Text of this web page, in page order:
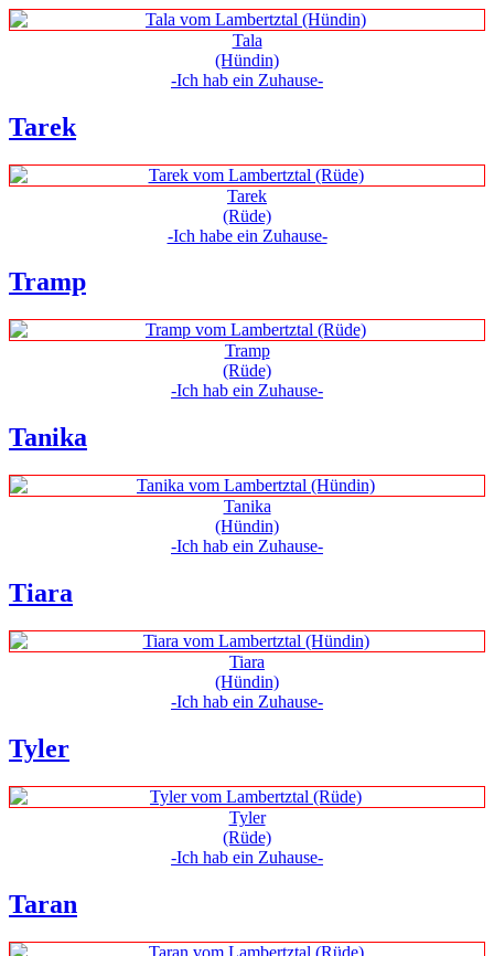
Tala
(Hündin)
-Ich hab ein Zuhause-
Tarek
Tarek
(Rüde)
-Ich habe ein Zuhause-
Tramp
Tramp
(Rüde)
-Ich hab ein Zuhause-
Tanika
Tanika
(Hündin)
-Ich hab ein Zuhause-
Tiara
Tiara
(Hündin)
-Ich hab ein Zuhause-
Tyler
Tyler
(Rüde)
-Ich hab ein Zuhause-
Taran